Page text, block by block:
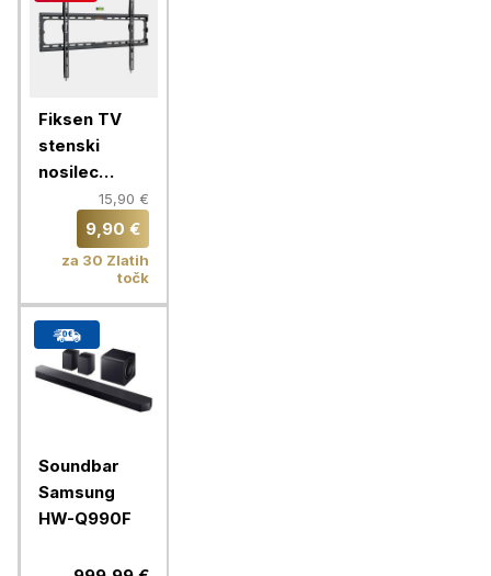
Fiksen TV
stenski
nosilec
VonHaus 37-
70'', do 35
15,90 €
9,90 €
za 30 Zlatih
točk
Soundbar
Samsung
HW-Q990F